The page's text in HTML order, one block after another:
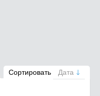
Сортировать Дата